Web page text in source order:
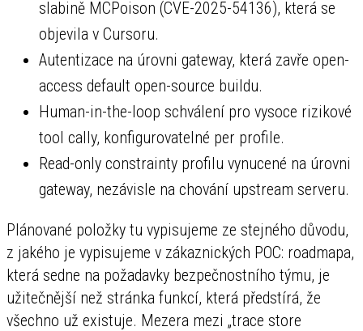
slabině MCPoison (CVE-2025-54136), která se
objevila v Cursoru.
Autentizace na úrovni gateway, která zavře open-
access default open-source buildu.
Human-in-the-loop schválení pro vysoce rizikové
tool cally, konfigurovatelné per profile.
Read-only constrainty profilu vynucené na úrovni
gateway, nezávisle na chování upstream serveru.
Plánované položky tu vypisujeme ze stejného důvodu,
z jakého je vypisujeme v zákaznických POC: roadmapa,
která sedne na požadavky bezpečnostního týmu, je
užitečnější než stránka funkcí, která předstírá, že
všechno už existuje. Mezera mezi „trace store